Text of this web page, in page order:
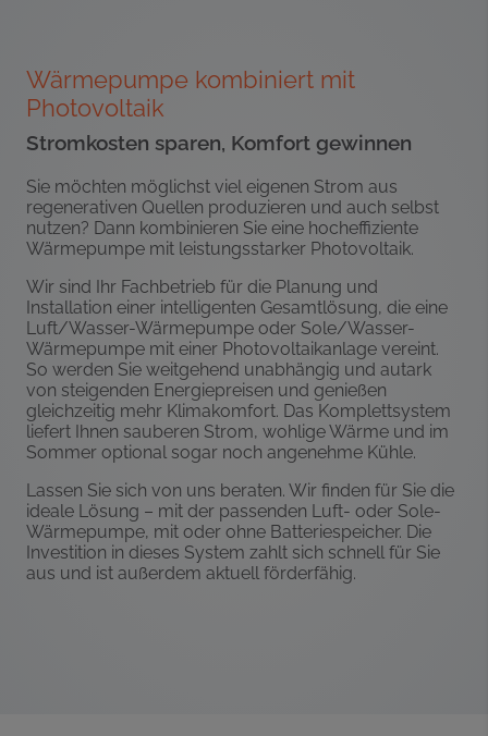
Wärmepumpe kombiniert mit
Photovoltaik
Stromkosten sparen, Komfort gewinnen
Sie möchten möglichst viel eigenen Strom aus
regenerativen Quellen produzieren und auch selbst
nutzen? Dann kombinieren Sie eine hocheffiziente
Wärmepumpe mit leistungsstarker Photovoltaik.
Wir sind Ihr Fachbetrieb für die Planung und
Installation einer intelligenten Gesamtlösung, die eine
Luft/Wasser-Wärmepumpe oder Sole/Wasser-
Wärmepumpe mit einer Photovoltaikanlage vereint.
So werden Sie weitgehend unabhängig und autark
von steigenden Energiepreisen und genießen
gleichzeitig mehr Klimakomfort. Das Komplettsystem
liefert Ihnen sauberen Strom, wohlige Wärme und im
Sommer optional sogar noch angenehme Kühle.
Lassen Sie sich von uns beraten. Wir finden für Sie die
ideale Lösung – mit der passenden Luft- oder Sole-
Wärmepumpe, mit oder ohne Batteriespeicher. Die
Investition in dieses System zahlt sich schnell für Sie
aus und ist außerdem aktuell förderfähig.